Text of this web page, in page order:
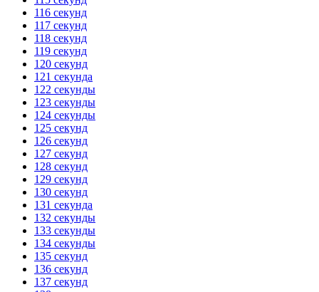
116 секунд
117 секунд
118 секунд
119 секунд
120 секунд
121 секунда
122 секунды
123 секунды
124 секунды
125 секунд
126 секунд
127 секунд
128 секунд
129 секунд
130 секунд
131 секунда
132 секунды
133 секунды
134 секунды
135 секунд
136 секунд
137 секунд